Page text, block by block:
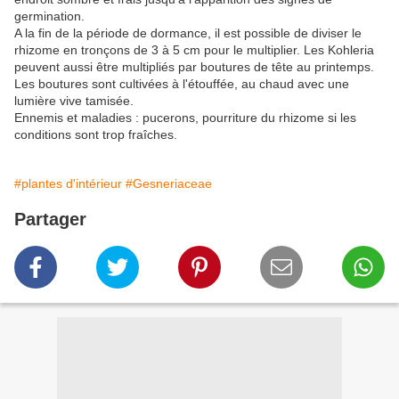
germination.
A la fin de la période de dormance, il est possible de diviser le
rhizome en tronçons de 3 à 5 cm pour le multiplier. Les Kohleria
peuvent aussi être multipliés par boutures de tête au printemps.
Les boutures sont cultivées à l'étouffée, au chaud avec une
lumière vive tamisée.
Ennemis et maladies : pucerons, pourriture du rhizome si les
conditions sont trop fraîches.
#plantes d'intérieur #Gesneriaceae
Partager